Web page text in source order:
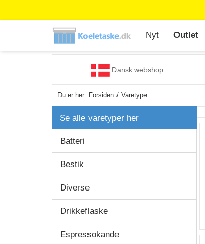
Nyt Outlet
Dansk webshop
Du er her: Forsiden Varetype
Se alle varetyper her
Batteri
Bestik
Diverse
Drikkeflaske
Espressokande